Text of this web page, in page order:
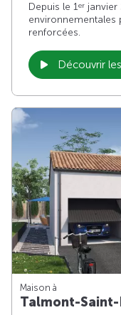
Depuis le 1er janvier
environnementales
renforcées.
Découvrir
Maison à
Talmont-Saint-